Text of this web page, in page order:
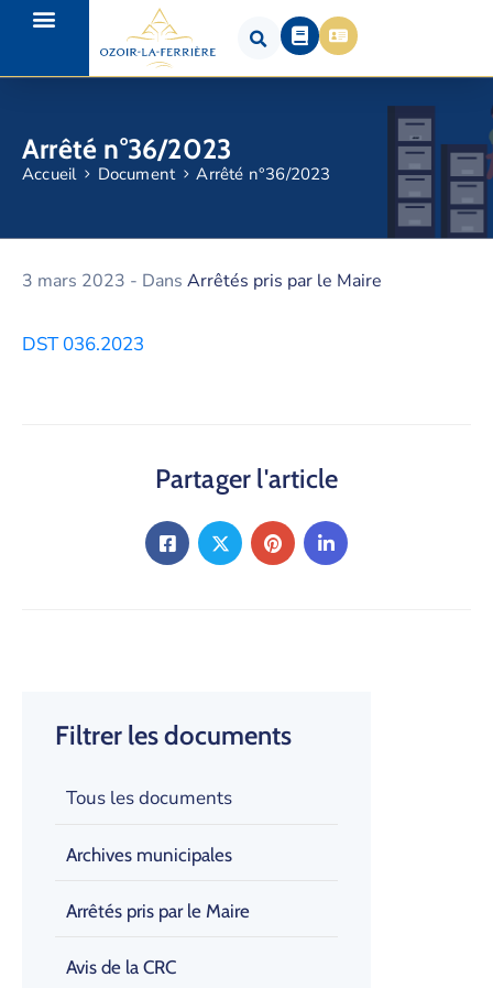
Arrêté n°36/2023
Accueil Document Arrêté n°36/2023
Filtrer les documents
Tous les documents
Archives municipales
Arrêtés pris par le Maire
Avis de la CRC
3 mars 2023 - Dans Arrêtés pris par le Maire
DST 036.2023
Partager l'article